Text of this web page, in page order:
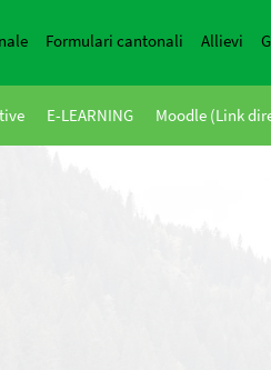
Formulari cantonali Allievi
E-LEARNING Moodle (Link